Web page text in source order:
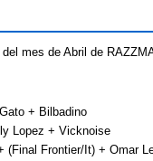
mes de Abril de
+ Bilbadino
Lopez + Vicknoise
(Final Frontier/It) + Omar